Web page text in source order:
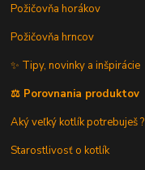
Požičovňa horákov
Požičovňa hrncov
✨ Tipy, novinky a inšpirácie
⚖️ Porovnania produktov
Aký veľký kotlík potrebuješ ?
Starostlivosť o kotlík